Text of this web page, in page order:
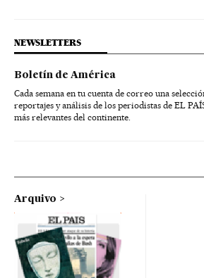
NEWSLETTERS
Boletín de América
Cada semana en tu cuenta de correo una
reportajes y análisis de los periodistas de EL
más relevantes del continente.
Arquivo